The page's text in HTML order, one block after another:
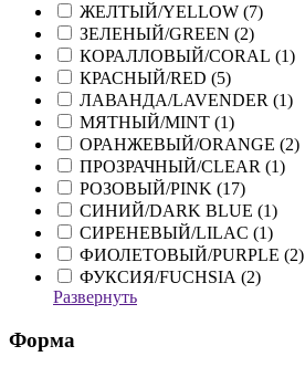
ЖЕЛТЫЙ/YELLOW (7)
ЗЕЛЕНЫЙ/GREEN (2)
КОРАЛЛОВЫЙ/CORAL (1)
КРАСНЫЙ/RED (5)
ЛАВАНДА/LAVENDER (1)
МЯТНЫЙ/MINT (1)
ОРАНЖЕВЫЙ/ORANGE (2)
ПРОЗРАЧНЫЙ/CLEAR (1)
РОЗОВЫЙ/PINK (17)
СИНИЙ/DARK BLUE (1)
СИРЕНЕВЫЙ/LILAC (1)
ФИОЛЕТОВЫЙ/PURPLE (2)
ФУКСИЯ/FUCHSIA (2)
Развернуть
Форма